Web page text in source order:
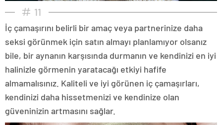
11
İç çamaşırını belirli bir amaç veya partnerinize daha
seksi görünmek için satın almayı planlamıyor olsanız
bile, bir aynanın karşısında durmanın ve kendinizi en iyi
halinizle görmenin yaratacağı etkiyi hafife
almamalısınız. Kaliteli ve iyi görünen iç çamaşırları,
kendinizi daha hissetmenizi ve kendinize olan
güveninizin artmasını sağlar.